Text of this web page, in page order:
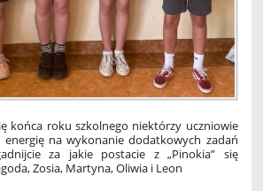
końca roku szkolnego niektórzy uczniowie
energię na wykonanie dodatkowych zadań
za jakie postacie z „Pinokia” się
Zosia, Martyna, Oliwia i Leon